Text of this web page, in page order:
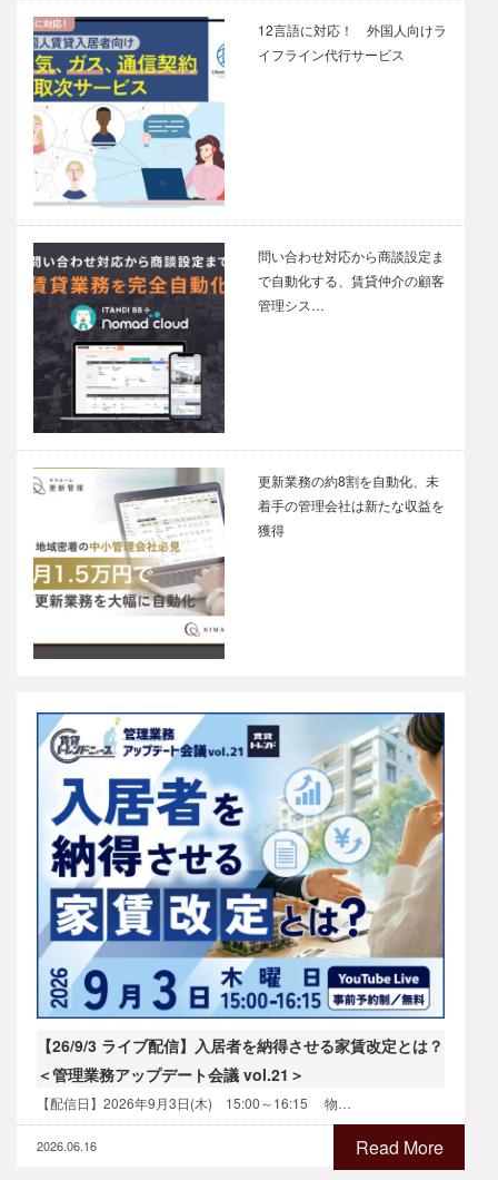
12言語に対応！ 外国人向けラ
イフライン代行サービス
問い合わせ対応から商談設定ま
で自動化する、賃貸仲介の顧客
管理シス…
更新業務の約8割を自動化、未
着手の管理会社は新たな収益を
獲得
【26/9/3 ライブ配信】入居者を納得させる家賃改定とは？
＜管理業務アップデート会議 vol.21＞
【配信日】2026年9月3日(木) 15:00～16:15 物…
Read More
2026.06.16